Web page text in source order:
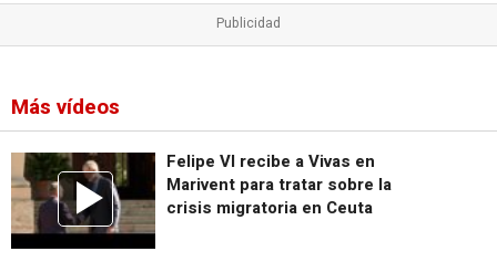
Más vídeos
Felipe VI recibe a Vivas en
Marivent para tratar sobre la
crisis migratoria en Ceuta